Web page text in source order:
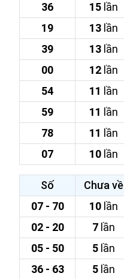
36
15lần
19
13lần
39
13lần
00
12lần
54
11 lần
59
11 lần
78
11 lần
07
10lần
Số Chưa về
07 - 70
10lần
02 - 20
7lần
05 - 50
5lần
36 - 63
5lần